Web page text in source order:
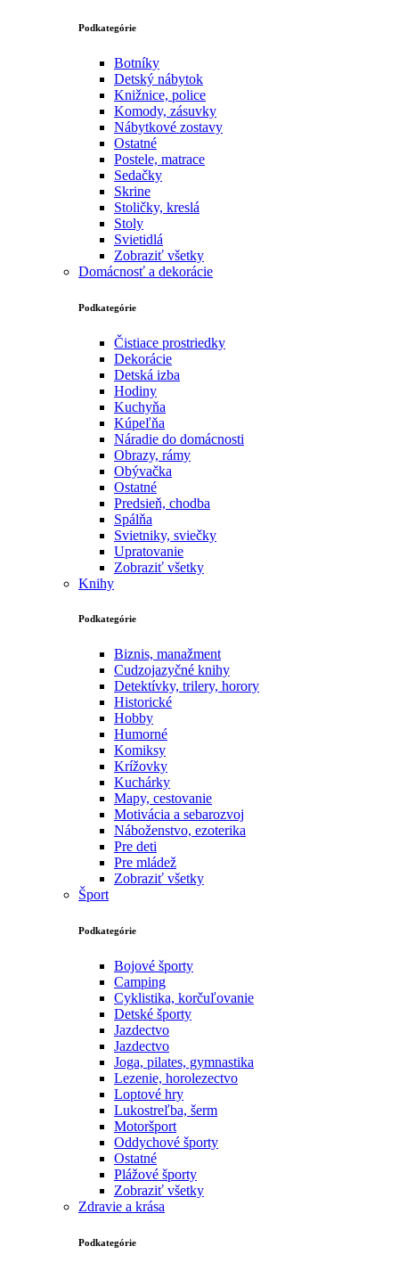
Podkategórie
Botníky
Detský nábytok
Knižnice, police
Komody, zásuvky
Nábytkové zostavy
Ostatné
Postele, matrace
Sedačky
Skrine
Stoličky, kreslá
Stoly
Svietidlá
Zobraziť všetky
Domácnosť a dekorácie
Podkategórie
Čistiace prostriedky
Dekorácie
Detská izba
Hodiny
Kuchyňa
Kúpeľňa
Náradie do domácnosti
Obrazy, rámy
Obývačka
Ostatné
Predsieň, chodba
Spálňa
Svietniky, sviečky
Upratovanie
Zobraziť všetky
Knihy
Podkategórie
Biznis, manažment
Cudzojazyčné knihy
Detektívky, trilery, horory
Historické
Hobby
Humorné
Komiksy
Krížovky
Kuchárky
Mapy, cestovanie
Motivácia a sebarozvoj
Náboženstvo, ezoterika
Pre deti
Pre mládež
Zobraziť všetky
Šport
Podkategórie
Bojové športy
Camping
Cyklistika, korčuľovanie
Detské športy
Jazdectvo
Jazdectvo
Joga, pilates, gymnastika
Lezenie, horolezectvo
Loptové hry
Lukostreľba, šerm
Motoršport‎
Oddychové športy
Ostatné
Plážové športy
Zobraziť všetky
Zdravie a krása
Podkategórie